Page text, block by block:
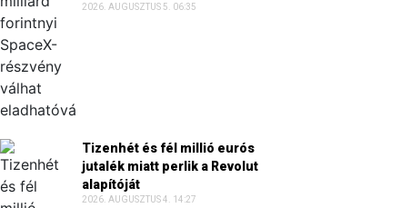
2026. AUGUSZTUS 5. 06:35
Tizenhét és fél millió eurós
jutalék miatt perlik a Revolut
alapítóját
2026. AUGUSZTUS 4. 14:27